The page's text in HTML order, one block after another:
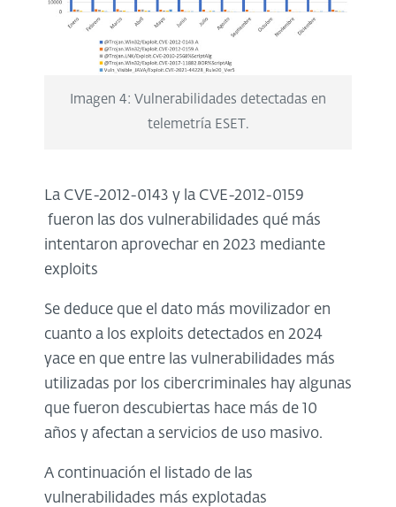
Imagen 4: Vulnerabilidades detectadas en
telemetría ESET.
La CVE-2012-0143 y la CVE-2012-0159
fueron las dos vulnerabilidades qué más
intentaron aprovechar en 2023 mediante
exploits
Se deduce que el dato más movilizador en
cuanto a los exploits detectados en 2024
yace en que entre las vulnerabilidades más
utilizadas por los cibercriminales hay algunas
que fueron descubiertas hace más de 10
años y afectan a servicios de uso masivo.
A continuación el listado de las
vulnerabilidades más explotadas